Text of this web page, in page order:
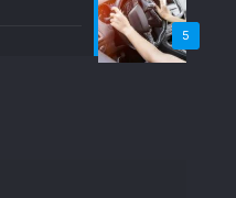
5